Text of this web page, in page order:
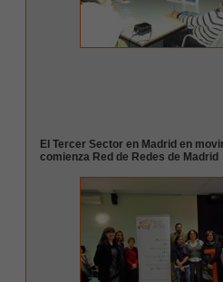
El Tercer Sector en Madrid en
comienza Red de Redes de Madrid